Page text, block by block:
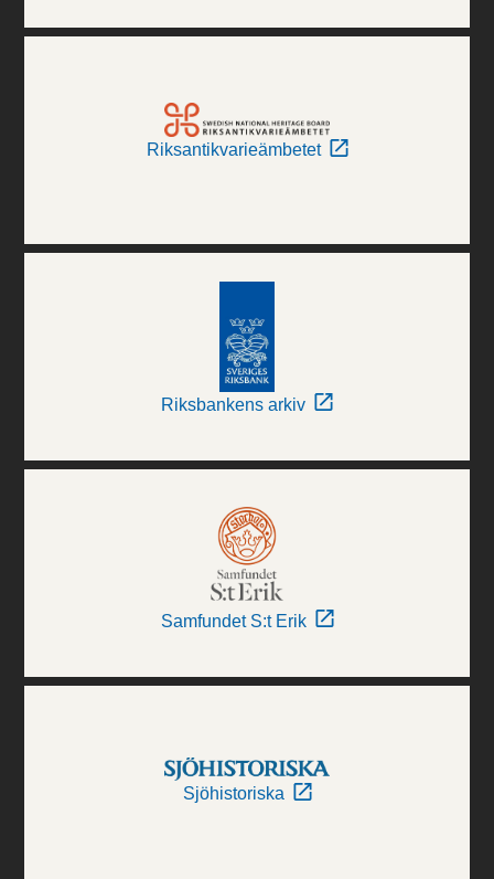
Riksantikvarieämbetet
Riksbankens arkiv
Samfundet S:t Erik
Sjöhistoriska